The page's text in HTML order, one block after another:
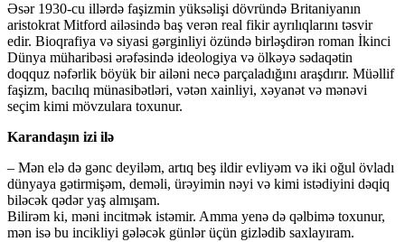
Əsər 1930-cu illərdə faşizmin yüksəlişi dövründə Britaniyanın
aristokrat Mitford ailəsində baş verən real fikir ayrılıqlarını təsvir
edir. Bioqrafiya və siyasi gərginliyi özündə birləşdirən roman İkinci
Dünya müharibəsi ərəfəsində ideologiya və ölkəyə sədaqətin
doqquz nəfərlik böyük bir ailəni necə parçaladığını araşdırır. Müəllif
faşizm, bacılıq münasibətləri, vətən xainliyi, xəyanət və mənəvi
seçim kimi mövzulara toxunur.
Karandaşın izi ilə
– Mən elə də gənc deyiləm, artıq beş ildir evliyəm və iki oğul övladı
dünyaya gətirmişəm, deməli, ürəyimin nəyi və kimi istədiyini dəqiq
biləcək qədər yaş almışam.
Bilirəm ki, məni incitmək istəmir. Amma yenə də qəlbimə toxunur,
mən isə bu incikliyi gələcək günlər üçün gizlədib saxlayıram.